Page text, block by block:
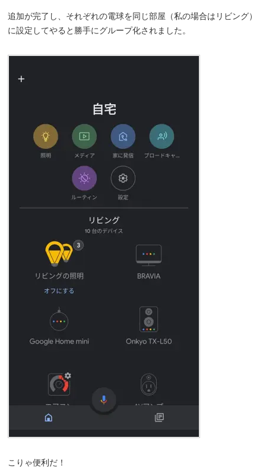
追加が完了し、それぞれの電球を同じ部屋（私の場合はリビング）
に設定してやると勝手にグループ化されました。
こりゃ便利だ！